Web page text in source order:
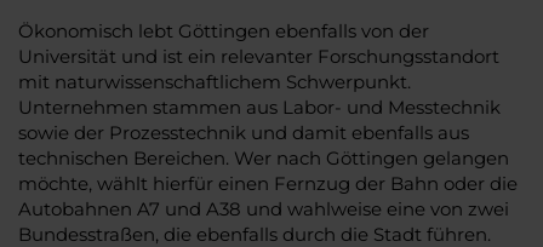
Ökonomisch lebt Göttingen ebenfalls von der
Universität und ist ein relevanter Forschungsstandort
mit naturwissenschaftlichem Schwerpunkt.
Unternehmen stammen aus Labor- und Messtechnik
sowie der Prozesstechnik und damit ebenfalls aus
technischen Bereichen. Wer nach Göttingen gelangen
möchte, wählt hierfür einen Fernzug der Bahn oder die
Autobahnen A7 und A38 und wahlweise eine von zwei
Bundesstraßen, die ebenfalls durch die Stadt führen.